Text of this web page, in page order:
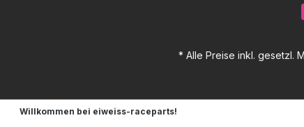
* Alle Preise inkl. gesetzl.
Willkommen bei eiweiss-raceparts!